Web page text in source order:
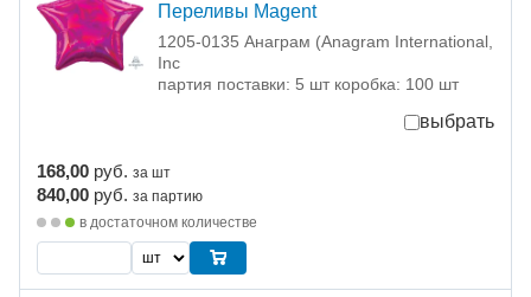
Переливы Magent
1205-0135 Анаграм (Anagram International,
Inc
партия поставки: 5 шт коробка: 100 шт
выбрать
168,00 руб. за шт
840,00 руб. за партию
в достаточном количестве